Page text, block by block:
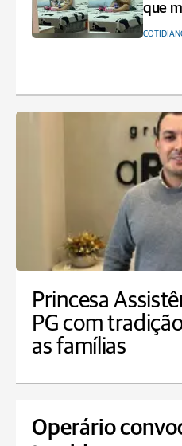
que
Princesa
PG com
as famílias
Operário